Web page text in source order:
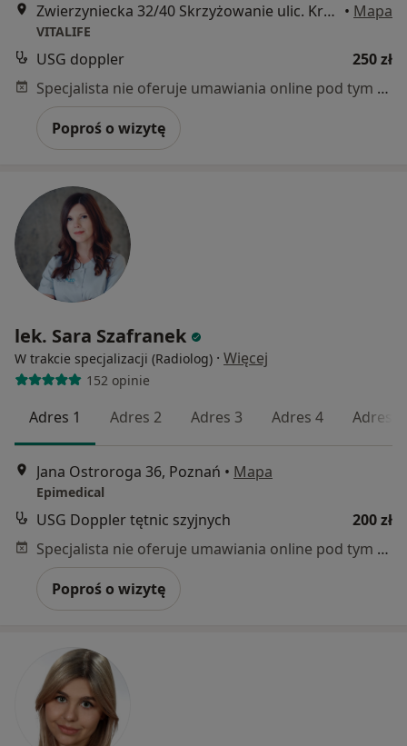
Zwierzyniecka 32/40 Skrzyżowanie ulic. Kraszewskiego i Zwierzyniecka, Poznań • Mapa
VITALIFE
USG doppler
250 zł
Specjalista nie oferuje umawiania online pod tym adresem.
Poproś o wizytę
lek. Sara Szafranek
W trakcie specjalizacji (Radiolog) · Więcej
152 opinie
Adres 1 Adres 2 Adres 3 Adres 4 Adres 5
Jana Ostroroga 36, Poznań • Mapa
Epimedical
USG Doppler tętnic szyjnych
200 zł
Specjalista nie oferuje umawiania online pod tym adresem.
Poproś o wizytę